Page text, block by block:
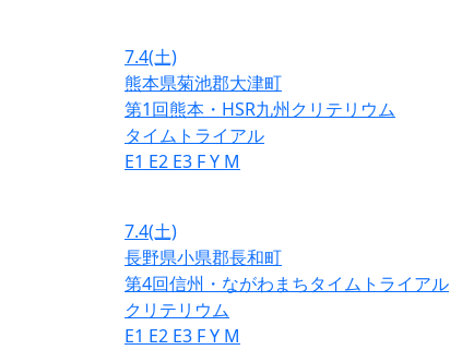
7.4(土)
熊本県菊池郡大津町
第1回熊本・HSR九州クリテリウム
タイムトライアル
E1 E2 E3 FY M
7.4(土)
長野県小県郡長和町
第4回信州・ながわまちタイムトライアル
クリテリウム
E1 E2 E3 FY M